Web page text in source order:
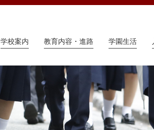
学校案内 教育内容・進路 学園生活